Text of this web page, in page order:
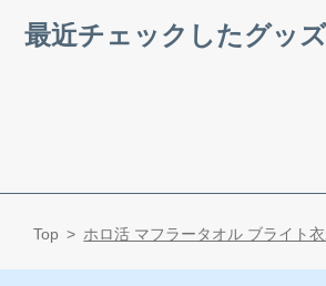
最近チェックしたグッ
Top ホロ活 マフラータオル ブライト